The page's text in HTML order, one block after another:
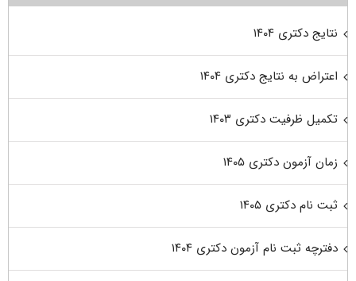
نتایج دکتری ۱۴۰۴
اعتراض به نتایج دکتری ۱۴۰۴
تکمیل ظرفیت دکتری ۱۴۰۳
زمان آزمون دکتری ۱۴۰۵
ثبت نام دکتری ۱۴۰۵
دفترچه ثبت نام آزمون دکتری ۱۴۰۴